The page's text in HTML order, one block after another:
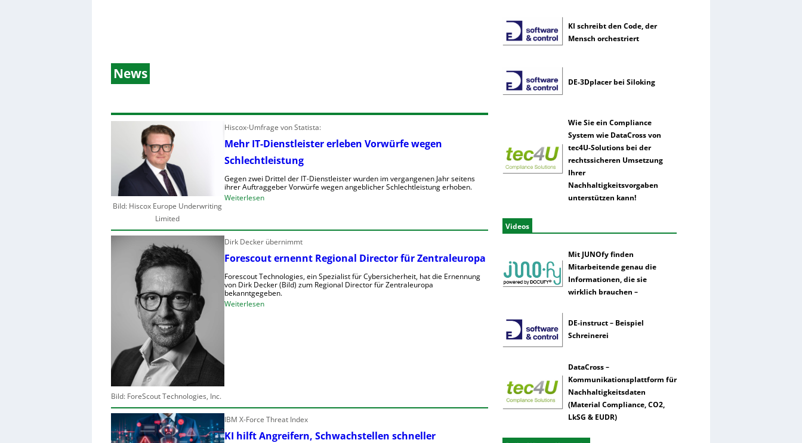
News
Bild: Hiscox Europe Underwriting
Limited
Hiscox-Umfrage von Statista:
Mehr IT-Dienstleister erleben Vorwürfe wegen
Schlechtleistung
Gegen zwei Drittel der IT-Dienstleister wurden im vergangenen Jahr seitens
ihrer Auftraggeber Vorwürfe wegen angeblicher Schlechtleistung erhoben.
Weiterlesen:
r
I
-
D
i
s
t
e
Bild: ForeScout Technologies, Inc.
Dirk Decker übernimmt
Forescout ernennt Regional Director für Zentraleuropa
Forescout Technologies, ein Spezialist für Cybersicherheit, hat die Ernennung
von Dirk Decker (Bild) zum Regional Director für Zentraleuropa
bekanntgegeben.
Weiterlesen:
r
IBM X-Force Threat Index
KI hilft Angreifern, Schwachstellen schneller
KI schreibt den Code, der
Mensch orchestriert
DE-3Dplacer bei Siloking
Wie Sie ein Compliance
System wie DataCross von
tec4U-Solutions bei der
rechtssicheren Umsetzung
Ihrer
Nachhaltigkeitsvorgaben
unterstützen kann!
Videos
Mit JUNOfy finden
Mitarbeitende genau die
Informationen, die sie
wirklich brauchen –
DE-instruct – Beispiel
Schreinerei
DataCross –
Kommunikationsplattform für
Nachhaltigkeitsdaten
(Material Compliance, CO2,
LkSG & EUDR)